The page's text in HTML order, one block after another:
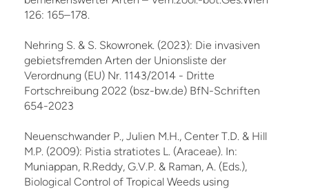
126: 165–178.
Nehring S. & S. Skowronek. (2023): Die invasiven
gebietsfremden Arten der Unionsliste der
Verordnung (EU) Nr. 1143/2014 - Dritte
Fortschreibung 2022 (bsz-bw.de) BfN-Schriften
654-2023
Neuenschwander P., Julien M.H., Center T.D. & Hill
M.P. (2009): Pistia stratiotes L. (Araceae). In:
Muniappan, R.Reddy, G.V.P. & Raman, A. (Eds.),
Biological Control of Tropical Weeds using